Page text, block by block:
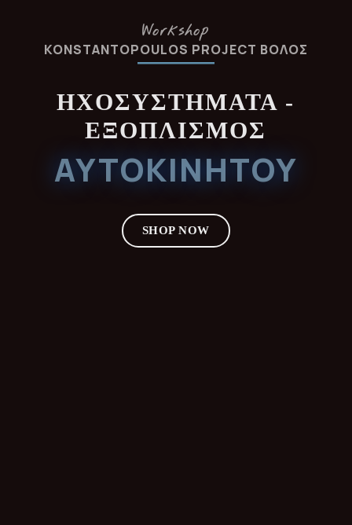
Workshop
KONSTANTOPOULOS PROJECT ΒΟΛΟΣ
ΗΧΟΣΥΣΤΗΜΑΤΑ -
ΕΞΟΠΛΙΣΜΟΣ
ΑΥΤΟΚΙΝΗΤΟΥ
SHOP NOW